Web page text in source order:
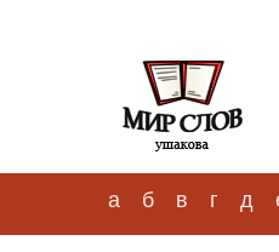
а б в г д